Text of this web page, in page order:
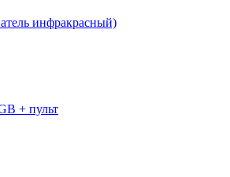
инфракрасный)
+ пульт